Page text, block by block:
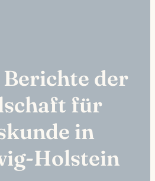
Berichte der
für
in
Holstein